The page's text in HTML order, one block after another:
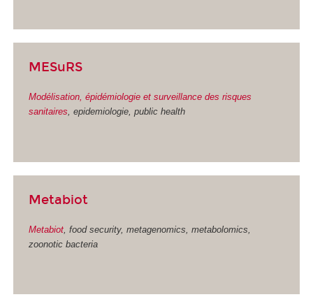
MESuRS
Modélisation, épidémiologie et surveillance des risques
sanitaires, epidemiologie, public health
Metabiot
Metabiot, food security, metagenomics, metabolomics,
zoonotic bacteria